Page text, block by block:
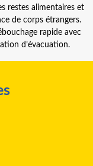
restes alimentaires et
de corps étrangers.
rapide avec
d’évacuation.